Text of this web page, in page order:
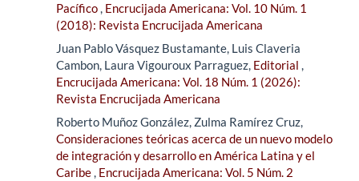
Pacífico, Encrucijada Americana: Vol. 10 Núm. 1
(2018): Revista Encrucijada Americana
Juan Pablo Vásquez Bustamante, Luis Claveria
Cambon, Laura Vigouroux Parraguez, Editorial ,
Encrucijada Americana: Vol. 18 Núm. 1 (2026):
Revista Encrucijada Americana
Roberto Muñoz González, Zulma Ramírez Cruz,
Consideraciones teóricas acerca de un nuevo modelo
de integración y desarrollo en América Latina y el
Caribe, Encrucijada Americana: Vol. 5 Núm. 2